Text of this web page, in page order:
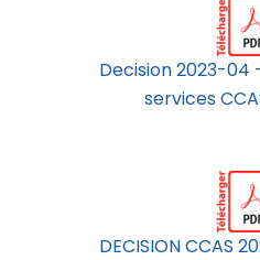
Decision 2023-
services
DECISION CCAS